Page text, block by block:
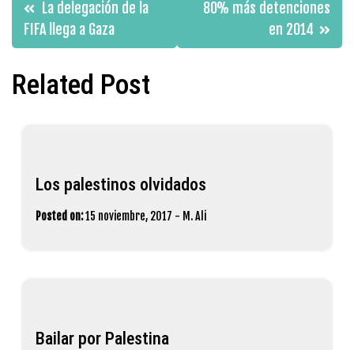
de
entradas
La delegación de la
FIFA llega a Gaza
80% más detenciones
en 2014
Related Post
Los palestinos olvidados
Posted on:15 noviembre, 2017 - M. Ali
Bailar por Palestina